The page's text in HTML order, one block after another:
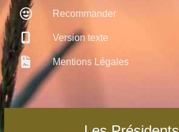
Recommander
Version texte
Mentions Légales